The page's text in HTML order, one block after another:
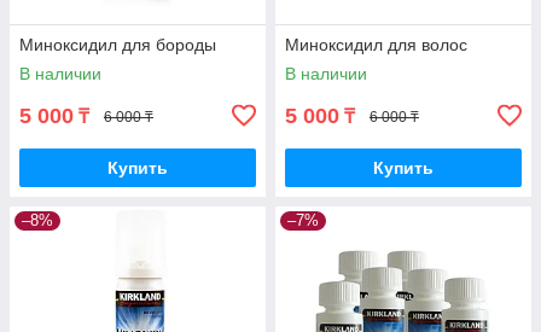
Миноксидил для бороды
В наличии
5 000 ₸ 6 000 ₸
Купить
Миноксидил для волос
В наличии
5 000 ₸ 6 000 ₸
Купить
–8% –7%